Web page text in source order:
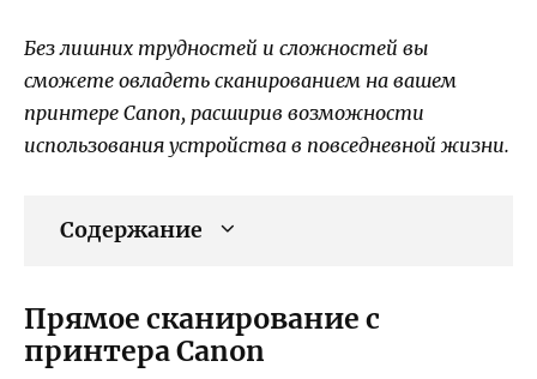
Без лишних трудностей и сложностей вы
сможете овладеть сканированием на вашем
принтере Canon, расширив возможности
использования устройства в повседневной жизни.
Содержание
Прямое сканирование с
принтера Canon